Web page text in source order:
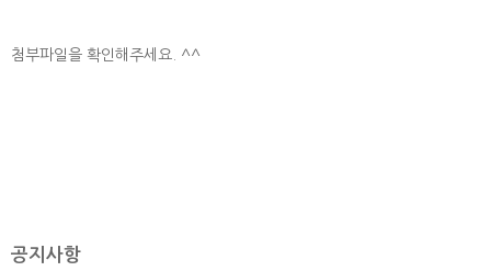
첨부파일을 확인해주세요. ^^
공지사항